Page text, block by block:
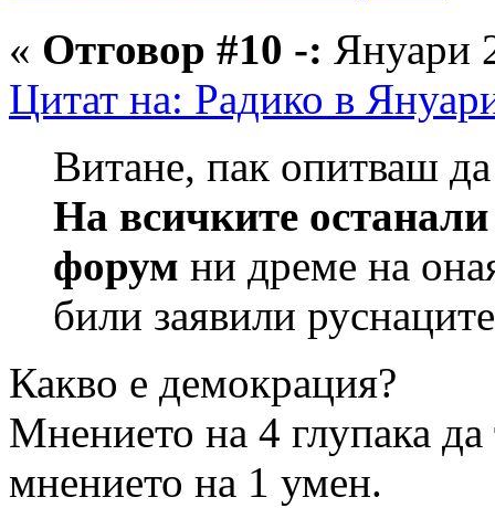
« Отговор #10 -: Януари
Цитат на: Радико в
Витане, пак опитваш
На всичките
форум ни дреме на
били заявили
Какво е демокрация?
Мнението на 4 глупака
мнението на 1 умен.